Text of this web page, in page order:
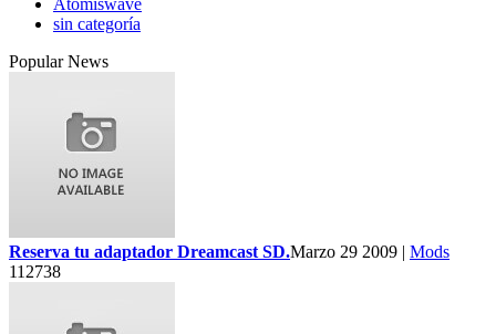
sin categoría
Popular News
Reserva tu adaptador Dreamcast SD.Marzo 29 2009 | Mods
112738